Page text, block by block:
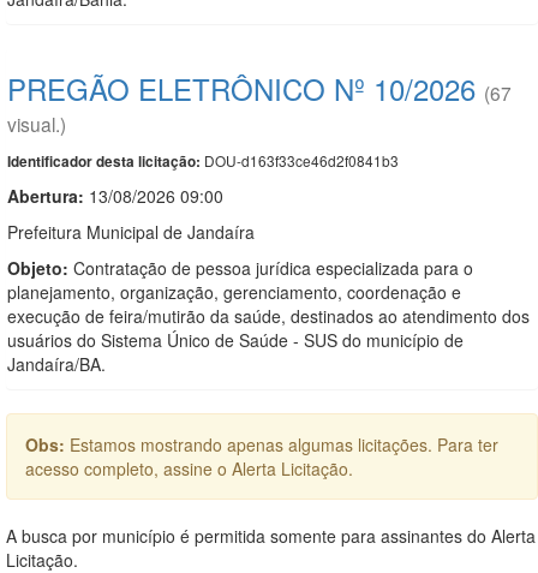
PREGÃO ELETRÔNICO Nº 10/2026 (67
visual.)
Identificador desta licitação: DOU-d163f33ce46d2f0841b3
Abertura: 13/08/2026 09:00
Prefeitura Municipal de Jandaíra
Objeto: Contratação de pessoa jurídica especializada para o
planejamento, organização, gerenciamento, coordenação e
execução de feira/mutirão da saúde, destinados ao atendimento dos
usuários do Sistema Único de Saúde - SUS do município de
Jandaíra/BA.
Obs: Estamos mostrando apenas algumas licitações. Para ter
acesso completo, assine o Alerta Licitação.
A busca por município é permitida somente para assinantes do Alerta
Licitação.